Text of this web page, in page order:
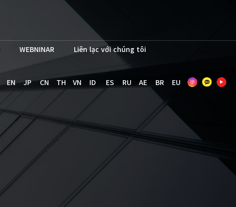
WEBNINAR Liên lạc với chúng tôi
EN JP CN TH VN ID ES RU AE BR EU